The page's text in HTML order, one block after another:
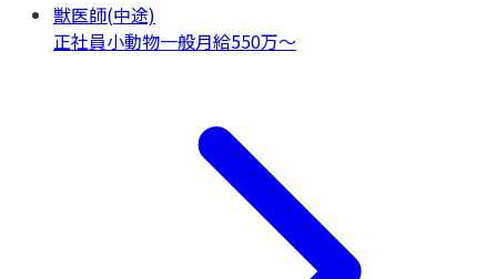
獣医師(中途)
正社員小動物一般月給550万〜